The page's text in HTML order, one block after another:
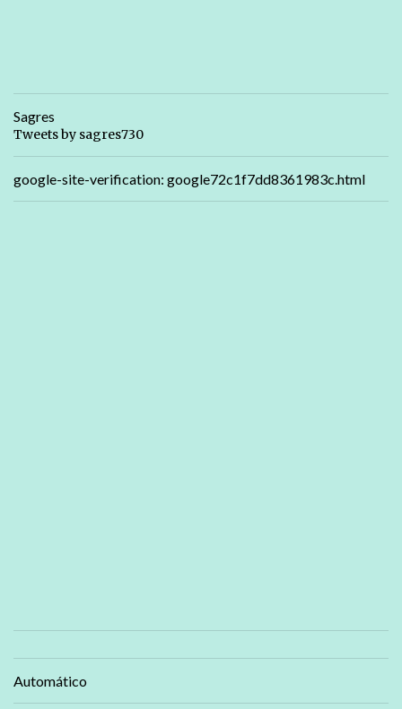
Sagres
Tweets by sagres730
google-site-verification: google72c1f7dd8361983c.html
Automático